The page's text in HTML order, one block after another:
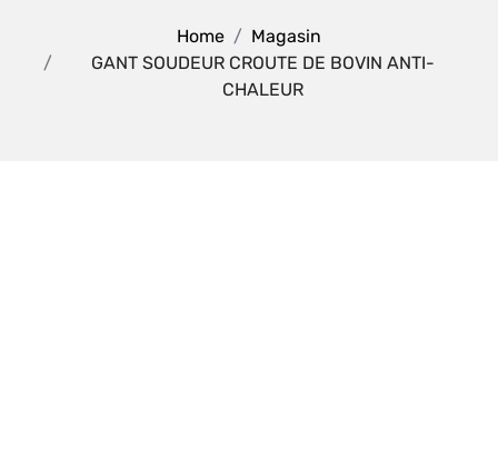
Home
Magasin
GANT SOUDEUR CROUTE DE BOVIN ANTI-
CHALEUR